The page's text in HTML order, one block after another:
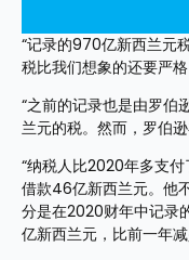
“记录的970亿新西兰元
税比我们想象的还要严格
“之前的记录也是由罗伯
兰元的税。然而，罗伯
“纳税人比2020年多支
借款46亿新西兰元。他
分是在2020财年中记录
亿新西兰元，比前一年减